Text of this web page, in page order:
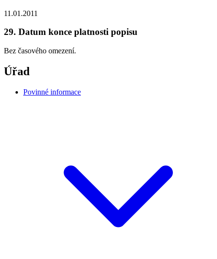
11.01.2011
29. Datum konce platnosti popisu
Bez časového omezení.
Úřad
Povinné informace